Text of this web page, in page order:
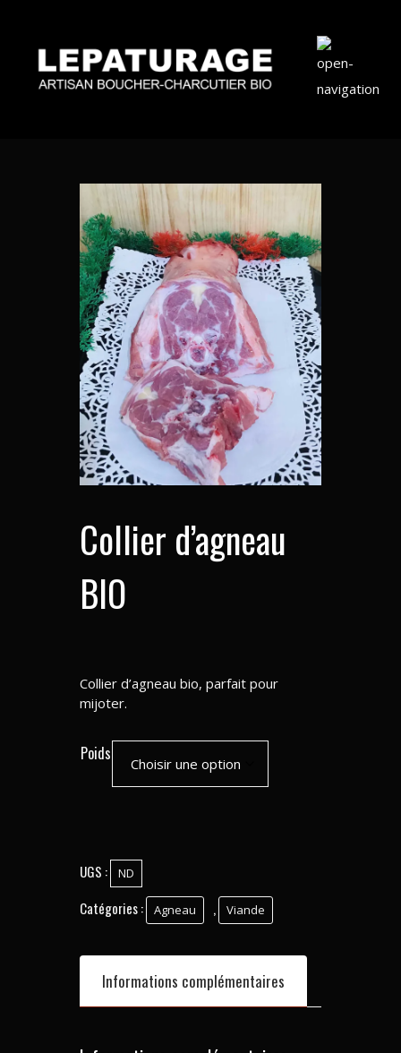
Collier d’agneau
BIO
Collier d’agneau bio, parfait pour
mijoter.
Poids
UGS : ND
Catégories : Agneau , Viande
Informations complémentaires